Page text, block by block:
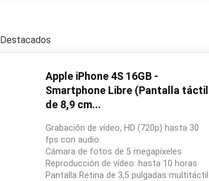
Destacados
Apple iPhone 4S 16GB -
Smartphone Libre (Pantalla táctil
de 8,9 cm...
Grabación de vídeo, HD (720p) hasta 30
fps con audio.
Cámara de fotos de 5 megapíxeles
Reproducción de vídeo: hasta 10 horas
Pantalla Retina de 3,5 pulgadas multitáctil